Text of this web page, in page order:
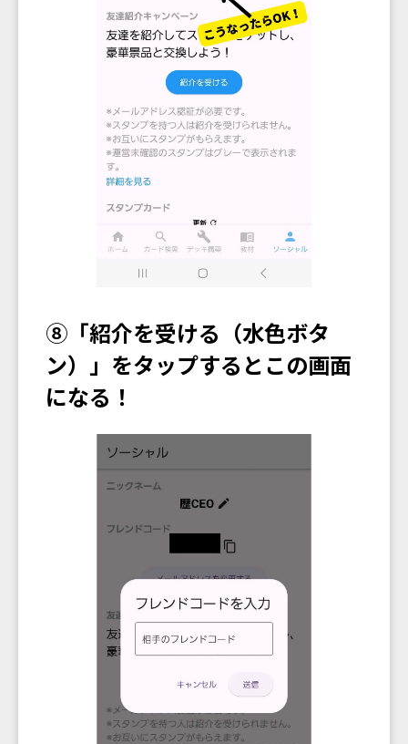
⑧「紹介を受ける（水色ボタ
ン）」をタップするとこの画面
になる！